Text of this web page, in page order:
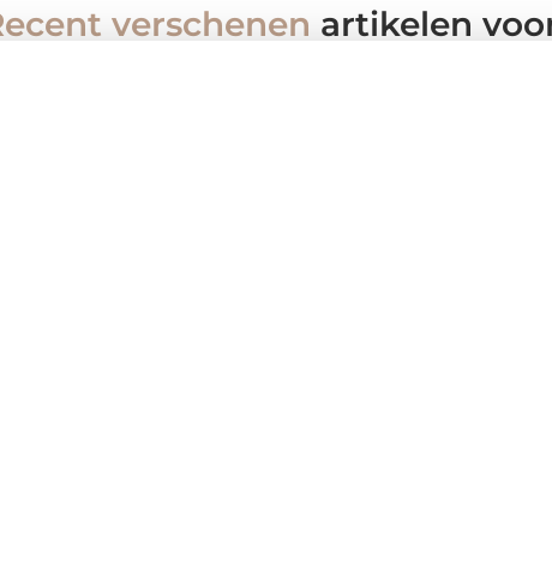
verschenen artikelen